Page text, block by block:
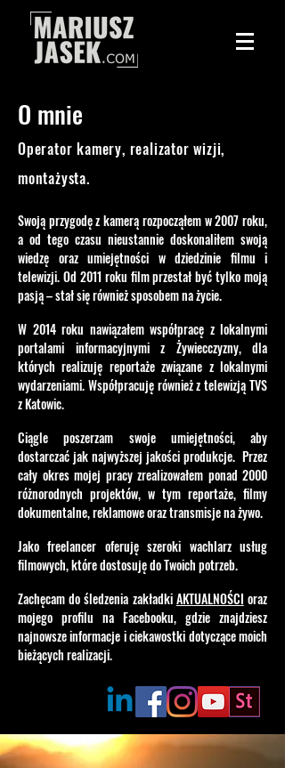
O mnie
Operator kamery, realizator wizji,
montażysta.
Swoją przygodę z kamerą rozpocząłem w 2007 roku,
a od tego czasu nieustannie doskonaliłem swoją
wiedzę oraz umiejętności w dziedzinie filmu i
telewizji. Od 2011 roku film przestał być tylko moją
pasją – stał się również sposobem na życie.
W 2014 roku nawiązałem współpracę z lokalnymi
portalami informacyjnymi z Żywiecczyzny, dla
których realizuję reportaże związane z lokalnymi
wydarzeniami. Współpracuję również z telewizją TVS
z Katowic.
Ciągle poszerzam swoje umiejętności, aby
dostarczać jak najwyższej jakości produkcje. Przez
cały okres mojej pracy zrealizowałem ponad 2000
różnorodnych projektów, w tym reportaże, filmy
dokumentalne, reklamowe oraz transmisje na żywo.
Jako freelancer oferuję szeroki wachlarz usług
filmowych, które dostosuję do Twoich potrzeb.
Zachęcam do śledzenia zakładkiAKTUALNOŚCI oraz
mojego profilu na Facebooku, gdzie znajdziesz
najnowsze informacje i ciekawostki dotyczące moich
bieżących realizacji.